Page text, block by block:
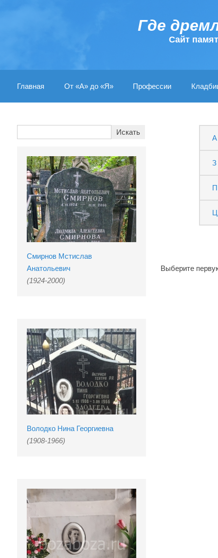
Где
Cайт
Главная От «А» до «Я» Профессии
Смирнов Мстислав
Анатольевич
(1924-2000)
Володко Нина Георгиевна
(1908-1966)
А
З
П
Ц
Выберите